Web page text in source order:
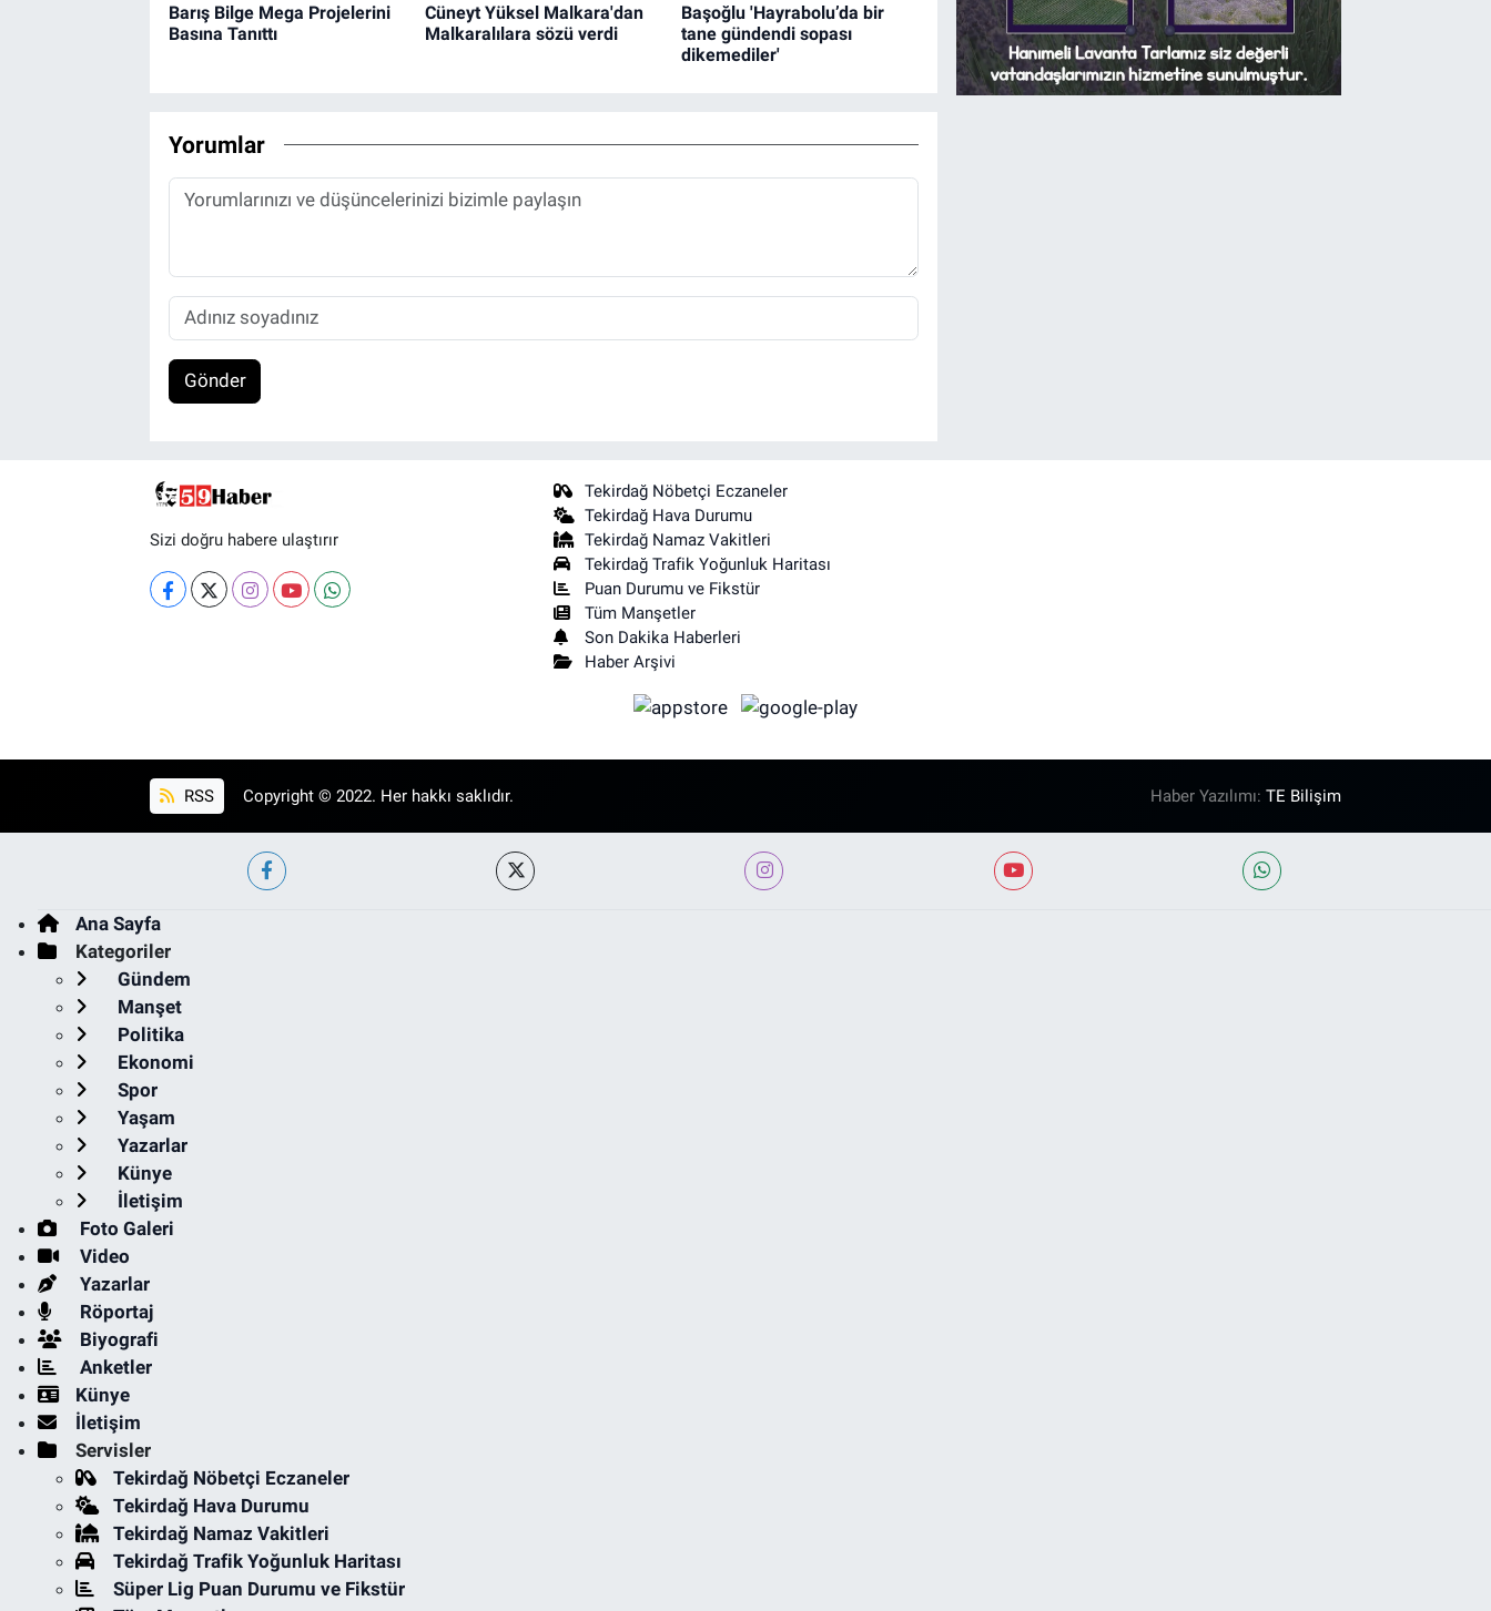
Barış Bilge Mega Projelerini
Basına Tanıttı
Cüneyt Yüksel Malkara'dan
Malkaralılara sözü verdi
Başoğlu 'Hayrabolu’da bir
tane gündendi sopası
dikemediler'
Yorumlar
Gönder
Sizi doğru habere ulaştırır
Tekirdağ Nöbetçi Eczaneler
Tekirdağ Hava Durumu
Tekirdağ Namaz Vakitleri
Tekirdağ Trafik Yoğunluk Haritası
Puan Durumu ve Fikstür
Tüm Manşetler
Son Dakika Haberleri
Haber Arşivi
RSS Copyright © 2022. Her hakkı saklıdır. Haber Yazılımı:TE Bilişim
Ana Sayfa
Kategoriler
Gündem
Manşet
Politika
Ekonomi
Spor
Yaşam
Yazarlar
Künye
İletişim
Foto Galeri
Video
Yazarlar
Röportaj
Biyografi
Anketler
Künye
İletişim
Servisler
Tekirdağ Nöbetçi Eczaneler
Tekirdağ Hava Durumu
Tekirdağ Namaz Vakitleri
Tekirdağ Trafik Yoğunluk Haritası
Süper Lig Puan Durumu ve Fikstür